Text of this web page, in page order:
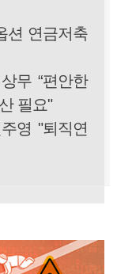
션 연금저축
무 “편안한
필요"
영 "퇴직연